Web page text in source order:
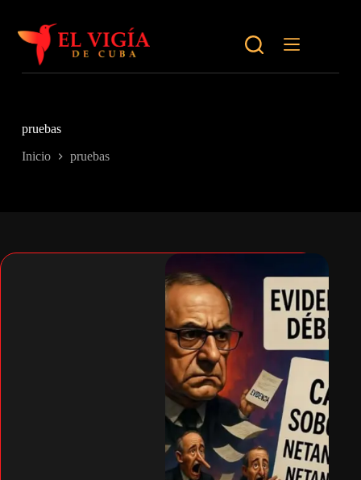
contenido
pruebas
Inicio pruebas